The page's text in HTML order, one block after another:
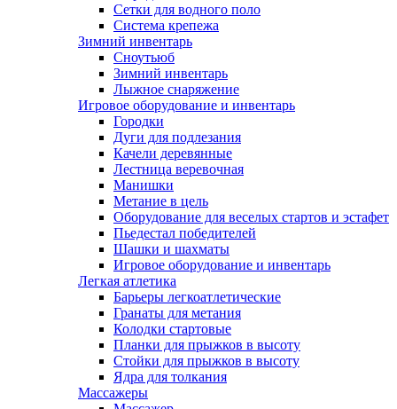
Сетки для водного поло
Система крепежа
Зимний инвентарь
Сноутьюб
Зимний инвентарь
Лыжное снаряжение
Игровое оборудование и инвентарь
Городки
Дуги для подлезания
Качели деревянные
Лестница веревочная
Манишки
Метание в цель
Оборудование для веселых стартов и эстафет
Пьедестал победителей
Шашки и шахматы
Игровое оборудование и инвентарь
Легкая атлетика
Барьеры легкоатлетические
Гранаты для метания
Колодки стартовые
Планки для прыжков в высоту
Стойки для прыжков в высоту
Ядра для толкания
Массажеры